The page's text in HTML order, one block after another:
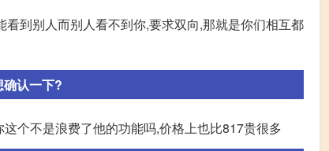
到别人而别人看不到你,要求双向,那就是你们相互都
认一下?
个不是浪费了他的功能吗,价格上也比817贵很多